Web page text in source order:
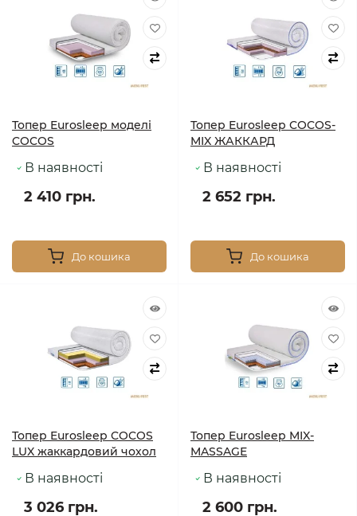
Топер Eurosleep моделі
COCOS
В наявності
2 410 грн.
До кошика
Топер Eurosleep COCOS-
MIX ЖАККАРД
В наявності
2 652 грн.
До кошика
Топер Eurosleep COCOS
LUX жаккардовий чохол
В наявності
3 026 грн.
Топер Eurosleep MIX-
MASSAGE
В наявності
2 600 грн.